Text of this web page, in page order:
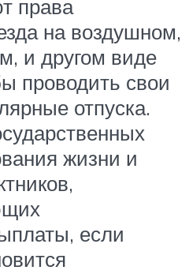
права
на воздушном,
и другом виде
проводить свои
отпуска.
жизни и
если